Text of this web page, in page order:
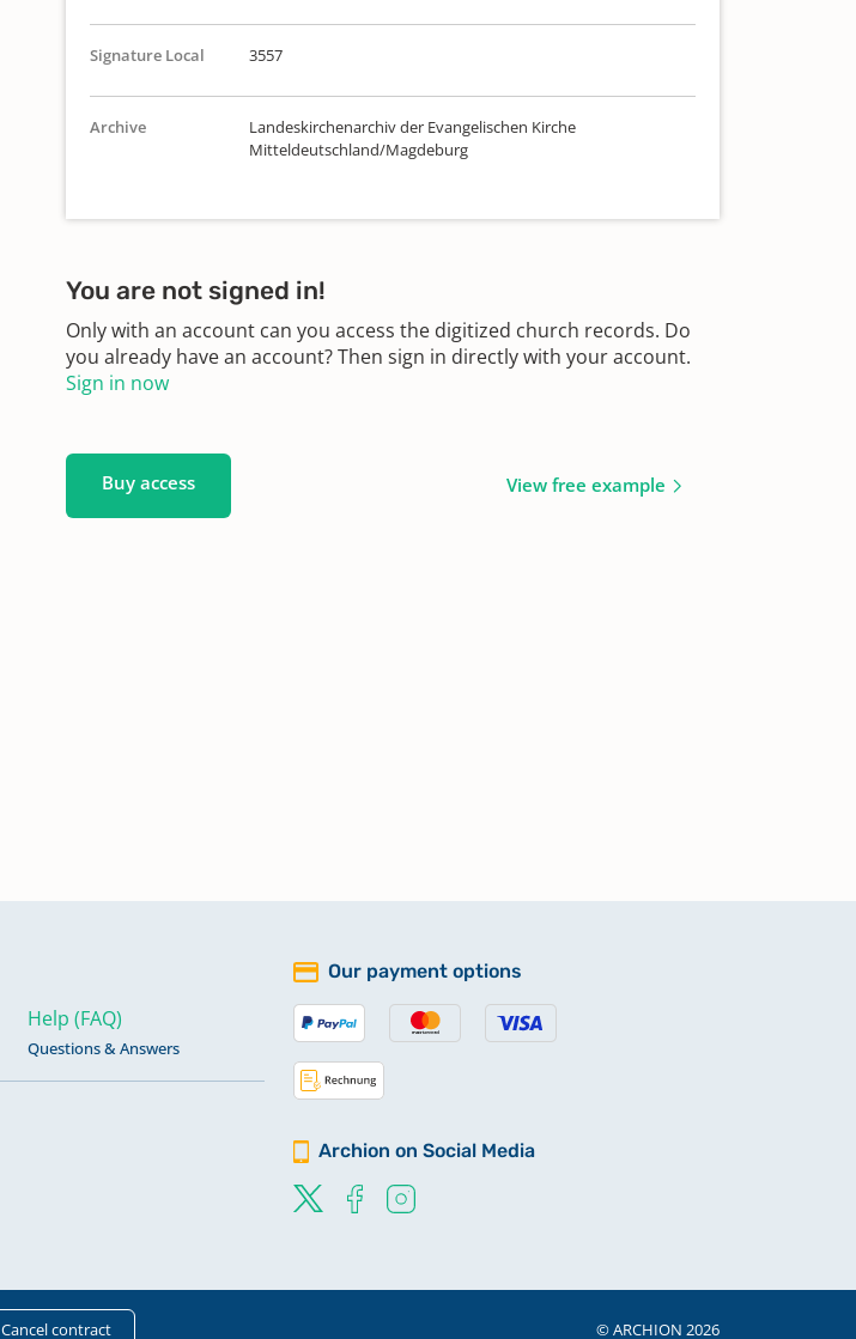
Signature Local 3557
Archive
Landeskirchenarchiv der Evangelischen Kirche
Mitteldeutschland/Magdeburg
You are not signed in!
Only with an account can you access the digitized church records. Do
you already have an account? Then sign in directly with your account.
Sign in now
Buy access View free example
Help (FAQ)
Questions & Answers
Our payment options
Archion on Social Media
Cancel contract © ARCHION 2026